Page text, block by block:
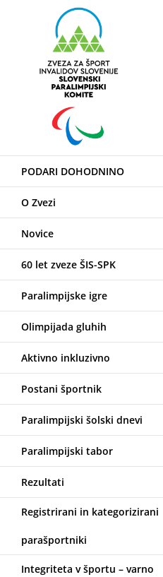
PODARI DOHODNINO
O Zvezi
Novice
60 let zveze ŠIS-SPK
Paralimpijske igre
Olimpijada gluhih
Aktivno inkluzivno
Postani športnik
Paralimpijski šolski dnevi
Paralimpijski tabor
Rezultati
Registrirani in kategorizirani
parašportniki
Integriteta v športu – varno